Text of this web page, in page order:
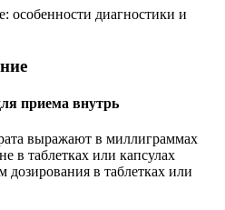
диагностики и
приема внутрь
выражают в миллиграммах
в таблетках или капсулах
в таблетках или